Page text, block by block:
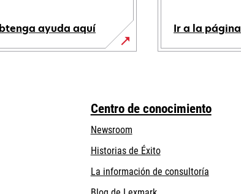
ayuda aquí
Ir a la página
Centro de conocimiento
Newsroom
Historias de Éxito
La información de consultoría